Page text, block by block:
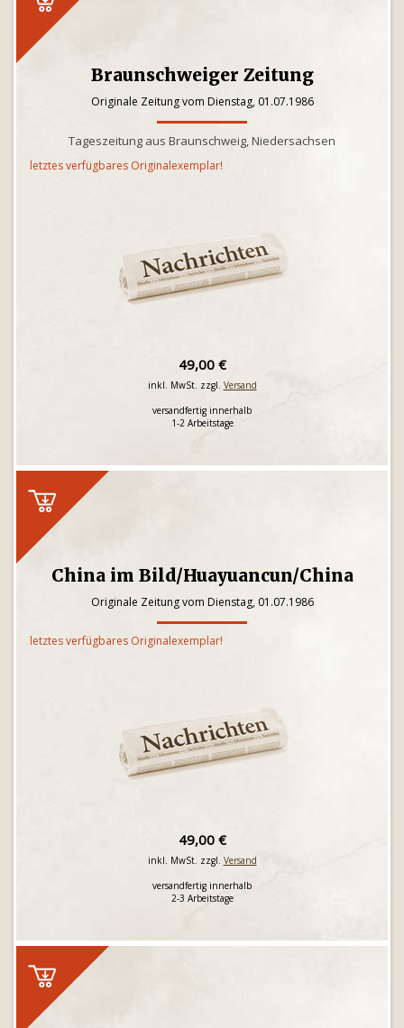
Braunschweiger Zeitung
Originale Zeitung vom Dienstag, 01.07.1986
Tageszeitung aus Braunschweig, Niedersachsen
letztes verfügbares Originalexemplar!
49,00 €
inkl. MwSt. zzgl. Versand
versandfertig innerhalb
1-2 Arbeitstage
China im Bild/Huayuancun/China
Originale Zeitung vom Dienstag, 01.07.1986
letztes verfügbares Originalexemplar!
49,00 €
inkl. MwSt. zzgl. Versand
versandfertig innerhalb
2-3 Arbeitstage